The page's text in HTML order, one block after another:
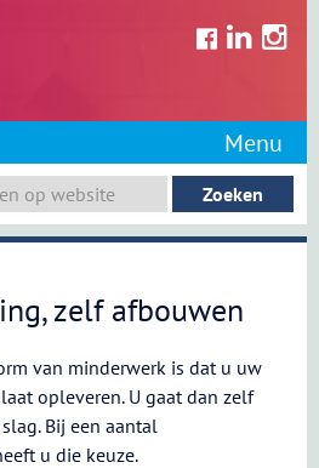
Menu
zelf afbouwen
van minderwerk is dat u uw
opleveren. U gaat dan zelf
Bij een aantal
u die keuze.